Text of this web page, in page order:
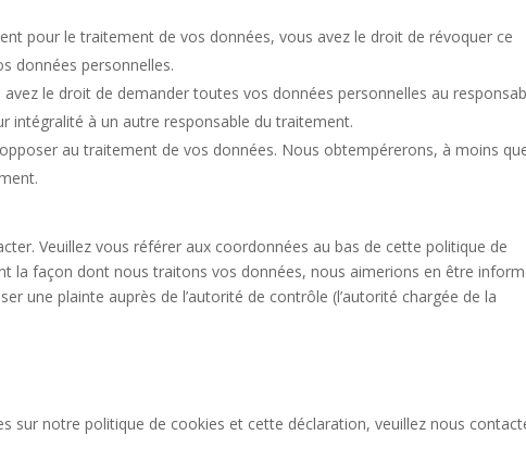
pour le traitement de vos données, vous avez le droit de révoquer ce
données personnelles.
le droit de demander toutes vos données personnelles au
intégralité à un autre responsable du traitement.
au traitement de vos données. Nous obtempérerons, à moins
Veuillez vous référer aux coordonnées au bas de cette politique de
la façon dont nous traitons vos données, nous aimerions en être
une plainte auprès de l’autorité de contrôle (l’autorité chargée de la
sur notre politique de cookies et cette déclaration, veuillez nous